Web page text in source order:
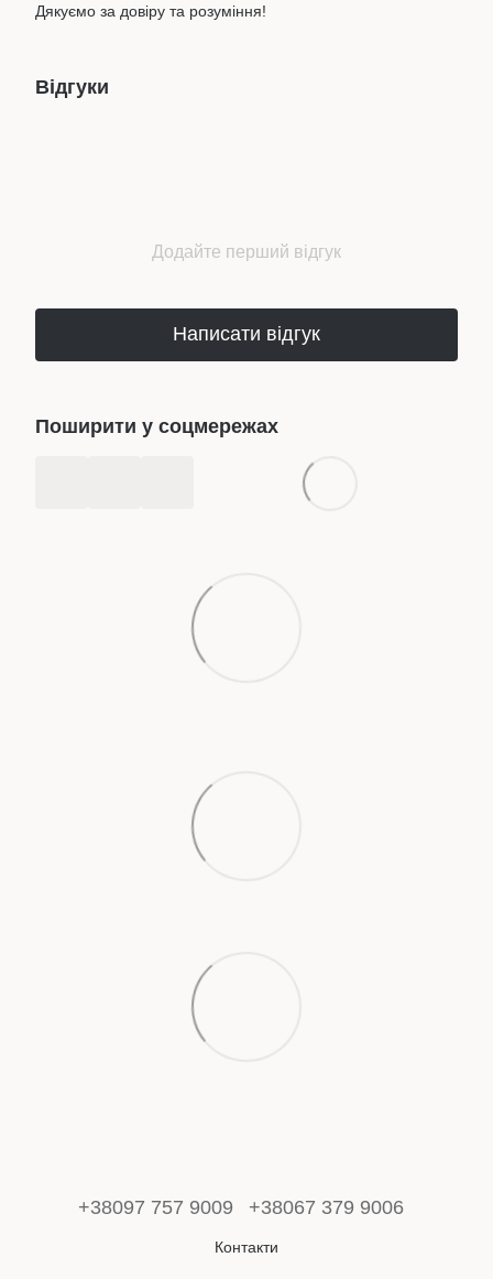
Дякуємо за довіру та розуміння!
Відгуки
Додайте перший відгук
Написати відгук
Поширити у соцмережах
+38097 757 9009 +38067 379 9006
Контакти